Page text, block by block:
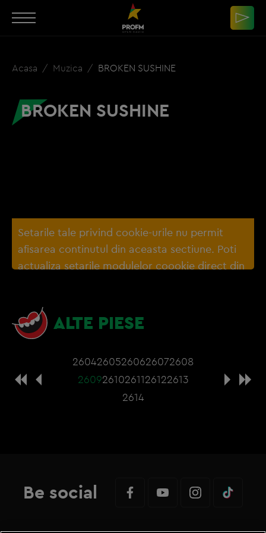
Acasa Muzica BROKEN SUSHINE
BROKEN SUSHINE
Setarile tale privind cookie-urile nu permit
afisarea continutul din aceasta sectiune. Poti
actualiza setarile modulelor coookie direct din
ALTE PIESE
26042605260626072608
26092610261126122613
2614
Be social